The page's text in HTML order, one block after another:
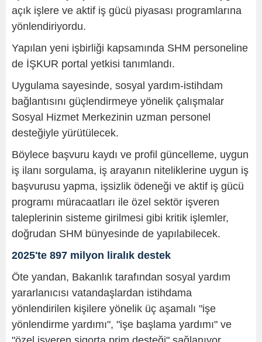
açık işlere ve aktif iş gücü piyasası programlarına
yönlendiriyordu.
Yapılan yeni işbirliği kapsamında SHM personeline
de İŞKUR portal yetkisi tanımlandı.
Uygulama sayesinde, sosyal yardım-istihdam
bağlantısını güçlendirmeye yönelik çalışmalar
Sosyal Hizmet Merkezinin uzman personel
desteğiyle yürütülecek.
Böylece başvuru kaydı ve profil güncelleme, uygun
iş ilanı sorgulama, iş arayanın niteliklerine uygun iş
başvurusu yapma, işsizlik ödeneği ve aktif iş gücü
programı müracaatları ile özel sektör işveren
taleplerinin sisteme girilmesi gibi kritik işlemler,
doğrudan SHM bünyesinde de yapılabilecek.
2025'te 897 milyon liralık destek
Öte yandan, Bakanlık tarafından sosyal yardım
yararlanıcısı vatandaşlardan istihdama
yönlendirilen kişilere yönelik üç aşamalı "işe
yönlendirme yardımı", "işe başlama yardımı" ve